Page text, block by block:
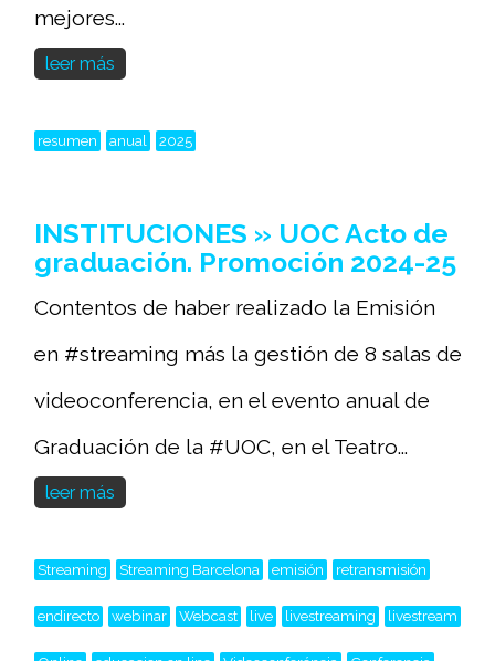
mejores...
leer más
resumen anual 2025
INSTITUCIONES » UOC Acto de
graduación. Promoción 2024-25
Contentos de haber realizado la Emisión
en #streaming más la gestión de 8 salas de
videoconferencia, en el evento anual de
Graduación de la #UOC, en el Teatro...
leer más
Streaming Streaming Barcelona emisión retransmisión
endirecto webinar Webcast live livestreaming livestream